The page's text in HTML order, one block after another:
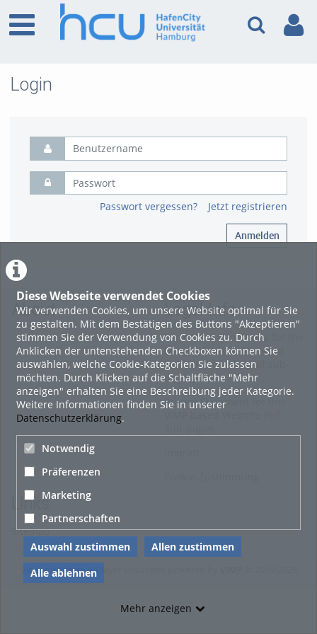
Diese Webseite verwendet Cookies
Wir verwenden Cookies, um unsere Website optimal für Sie
zu gestalten. Mit dem Bestätigen des Buttons "Akzeptieren"
stimmen Sie der Verwendung von Cookies zu. Durch
Anklicken der untenstehenden Checkboxen können Sie
auswählen, welche Cookie-Kategorien Sie zulassen
möchten. Durch Klicken auf die Schaltfläche "Mehr
anzeigen" erhalten Sie eine Beschreibung jeder Kategorie.
Weitere Informationen finden Sie in unserer
Datenschutzerklärung.
Notwendig
Präferenzen
Marketing
Partnerschaften
Auswahl zustimmen
Allen zustimmen
Alle ablehnen
Mehr anzeigen
Login
Jetzt registrieren
Passwort vergessen?
Anmelden
About Legal Info
Terms and Conditions for the
Usage of this ViMP based
website (including all sub-
pages)
Privacy Statement for this
Links
Sitemap
Videoplattform & Player Lösungen powered by